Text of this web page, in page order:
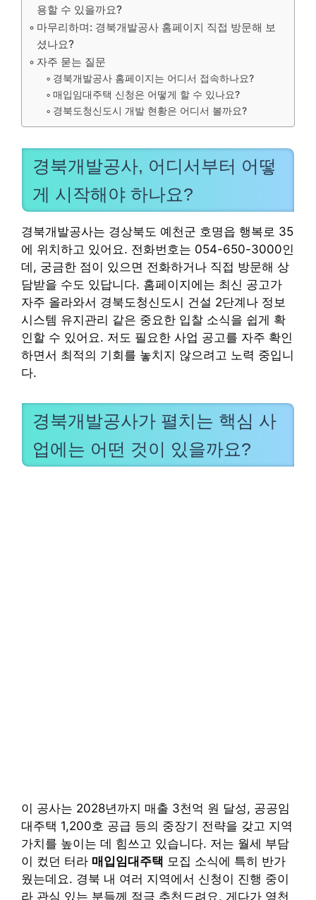
용할 수 있을까요?
마무리하며: 경북개발공사 홈페이지 직접 방문해 보
셨나요?
자주 묻는 질문
경북개발공사 홈페이지는 어디서 접속하나요?
매입임대주택 신청은 어떻게 할 수 있나요?
경북도청신도시 개발 현황은 어디서 볼까요?
경북개발공사, 어디서부터 어떻
게 시작해야 하나요?
경북개발공사는 경상북도 예천군 호명읍 행복로 35
에 위치하고 있어요. 전화번호는 054-650-3000인
데, 궁금한 점이 있으면 전화하거나 직접 방문해 상
담받을 수도 있답니다. 홈페이지에는 최신 공고가
자주 올라와서 경북도청신도시 건설 2단계나 정보
시스템 유지관리 같은 중요한 입찰 소식을 쉽게 확
인할 수 있어요. 저도 필요한 사업 공고를 자주 확인
하면서 최적의 기회를 놓치지 않으려고 노력 중입니
다.
경북개발공사가 펼치는 핵심 사
업에는 어떤 것이 있을까요?
이 공사는 2028년까지 매출 3천억 원 달성, 공공임
대주택 1,200호 공급 등의 중장기 전략을 갖고 지역
가치를 높이는 데 힘쓰고 있습니다. 저는 월세 부담
이 컸던 터라 매입임대주택 모집 소식에 특히 반가
웠는데요. 경북 내 여러 지역에서 신청이 진행 중이
라 관심 있는 분들께 적극 추천드려요. 게다가 영천